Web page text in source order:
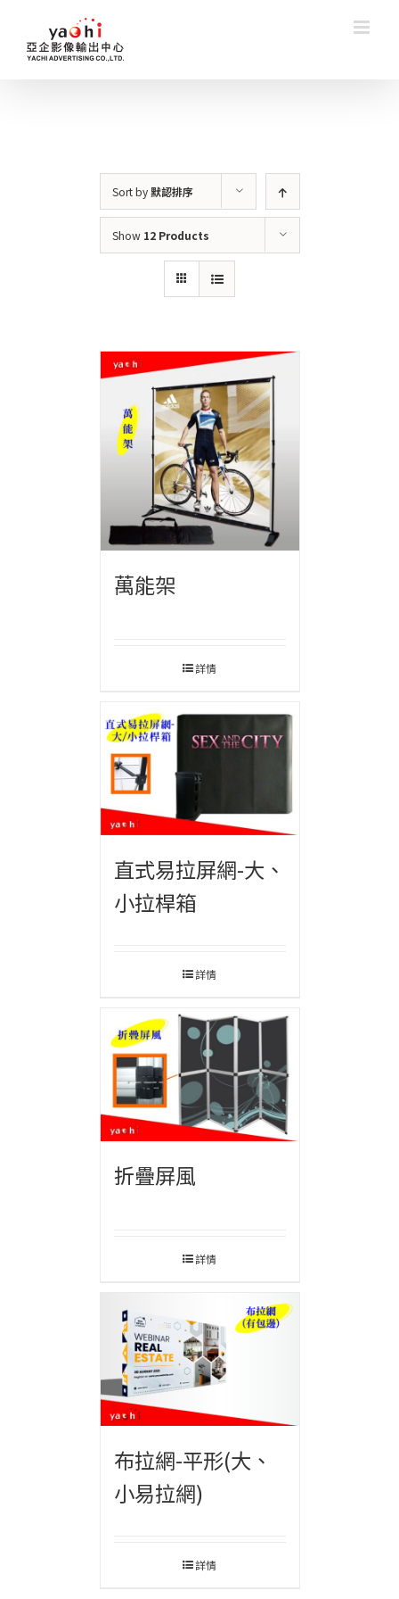
content
Sort by默認排序
Show 12 Products
萬能架
詳情
直式易拉屏網-大、
小拉桿箱
詳情
折疊屏風
詳情
布拉網-平形(大、
小易拉網)
詳情